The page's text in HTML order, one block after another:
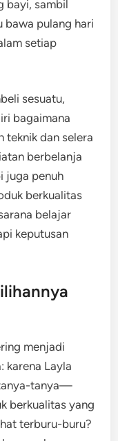
bayi, sambil
bawa pulang hari
setiap
sesuatu,
bagaimana
teknik dan selera
berbelanja
juga penuh
berkualitas
belajar
keputusan
menjadi
karena Layla
tanya—
berkualitas yang
terburu-buru?